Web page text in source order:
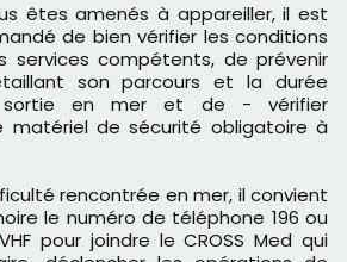
êtes amenés à appareiller, il est
de bien vérifier les conditions
services compétents, de prévenir
son parcours et la durée
en mer et de - vérifier
matériel de sécurité obligatoire à
rencontrée en mer, il convient
le numéro de téléphone 196 ou
pour joindre le CROSS Med qui